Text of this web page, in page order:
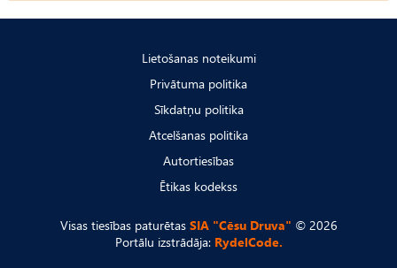
Lietošanas noteikumi
Privātuma politika
Sīkdatņu politika
Atcelšanas politika
Autortiesības
Ētikas kodekss
Visas tiesības paturētas SIA "Cēsu Druva" © 2026
Portālu izstrādāja: RydelCode.